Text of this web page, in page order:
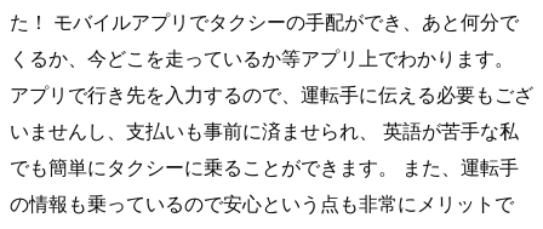
た！ モバイルアプリでタクシーの手配ができ、あと何分で
くるか、今どこを走っているか等アプリ上でわかります。
アプリで行き先を入力するので、運転手に伝える必要もござ
いませんし、支払いも事前に済ませられ、 英語が苦手な私
でも簡単にタクシーに乗ることができます。 また、運転手
の情報も乗っているので安心という点も非常にメリットで